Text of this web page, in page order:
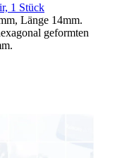
1 Stück
Länge 14mm.
geformten